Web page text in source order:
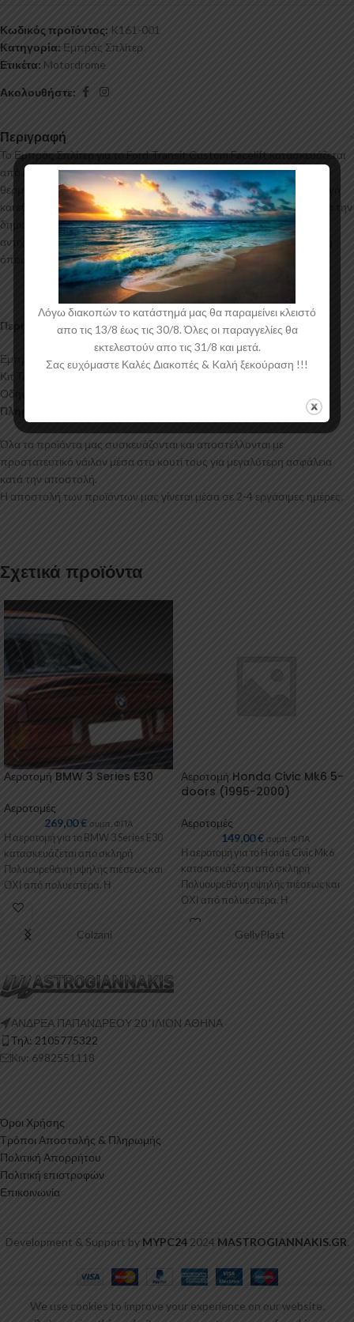
Κωδικός προϊόντος: K161-001
Κατηγορία: Εμπρός Σπλίτερ
Ετικέτα: Motordrome
Ακολουθήστε:
Περιγραφή
Το Εμπρός Σπλίτερ για το Ford Transit Custom Facelift κατασκευάζεται
από ABS Πλαστικό υψηλής ποιότητας και αισθητικής σε μηχανές
θερμοδιαμόρφωσης τελευταίας τεχνολογίας έχοντας άψογη εφαρμογή
και εύκολη τοποθέτηση. Το υλικό πλαστικού που χρησιμοποιείται για την
δημιουργία προϊόντων έρχεται σε Μαύρο Γυαλιστερό χρώμα και με
αντιχαρακτική επιφάνεια. Συνοδεύεται από προστατευτική μεμβράνη
όπου αφαιρείται πριν την τοποθέτηση.
Περιεχόμενα Συσκευασίας:
Εμπρός Σπλίτερ Ford Transit Custom Mk1 Facelift
Κιτ Τοποθέτησης
Οδηγίες Τοποθέτησης
Πληροφορίες Αποστολής:
Όλα τα προϊόντα μας συσκευάζονται και αποστέλλονται με
προστατευτικό νάιλον μέσα στο κουτί τους για μεγαλύτερη ασφάλεια
κατά την αποστολή.
Η αποστολή των προϊόντων μας γίνεται μέσα σε 2-4 εργάσιμες ημέρες.
Σχετικά προϊόντα
Αεροτομή BMW 3 Series E30
Αεροτομές
269,00€ συμπ. ΦΠΑ
Η αεροτομή για το BMW 3 Series E30
κατασκευάζεται από σκληρή
Πολυουρεθάνη υψηλής πιέσεως και
ΟΧΙ από πολυεστέρα. Η
Πολυουρεθάνη
Αεροτομή Honda Civic Mk6 5-
doors (1995-2000)
Αεροτομές
149,00€ συμπ. ΦΠΑ
Η αεροτομή για το Honda Civic Mk6
κατασκευάζεται από σκληρή
Πολυουρεθάνη υψηλής πιέσεως και
ΟΧΙ από πολυεστέρα. Η
Πολυουρεθάνη είναι
Colzani GellyPlast
ΑΝΔΡΕΑ ΠΑΠΑΝΔΡΕΟΥ 20 ‘ΙΛΙΟΝ ΑΘΗΝΑ
Τηλ: 2105775322
Κιν: 6982551118
Όροι Χρήσης
Τρόποι Αποστολής & Πληρωμής
Πολιτική Απορρήτου
Πολιτική επιστροφών
Επικοινωνία
Development & Support by MYPC242024 MASTROGIANNAKIS.GR
We use cookies to improve your experience on our website.
Εμπρός
Ford
ΠΡΟΣΘΉΚΗ ΣΤΟ
Λόγω διακοπών το κατάστημά μας θα παραμείνει κλειστό
απο τις 13/8 έως τις 30/8. Όλες οι παραγγελίες θα
εκτελεστούν απο τις 31/8 και μετά.
Σας ευχόμαστε Καλές Διακοπές & Kαλή ξεκούραση !!!